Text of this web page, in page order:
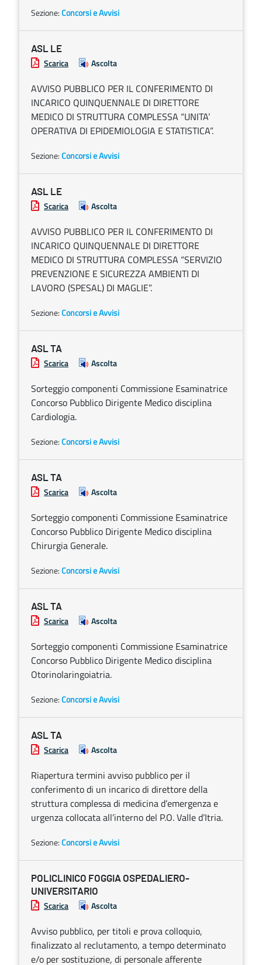
Sezione:Concorsi e Avvisi
ASL LE
Scarica Ascolta
AVVISO PUBBLICO PER IL CONFERIMENTO DI
INCARICO QUINQUENNALE DI DIRETTORE
MEDICO DI STRUTTURA COMPLESSA “UNITA’
OPERATIVA DI EPIDEMIOLOGIA E STATISTICA”.
Sezione:Concorsi e Avvisi
ASL LE
Scarica Ascolta
AVVISO PUBBLICO PER IL CONFERIMENTO DI
INCARICO QUINQUENNALE DI DIRETTORE
MEDICO DI STRUTTURA COMPLESSA “SERVIZIO
PREVENZIONE E SICUREZZA AMBIENTI DI
LAVORO (SPESAL) DI MAGLIE”.
Sezione:Concorsi e Avvisi
ASL TA
Scarica Ascolta
Sorteggio componenti Commissione Esaminatrice
Concorso Pubblico Dirigente Medico disciplina
Cardiologia.
Sezione:Concorsi e Avvisi
ASL TA
Scarica Ascolta
Sorteggio componenti Commissione Esaminatrice
Concorso Pubblico Dirigente Medico disciplina
Chirurgia Generale.
Sezione:Concorsi e Avvisi
ASL TA
Scarica Ascolta
Sorteggio componenti Commissione Esaminatrice
Concorso Pubblico Dirigente Medico disciplina
Otorinolaringoiatria.
Sezione:Concorsi e Avvisi
ASL TA
Scarica Ascolta
Riapertura termini avviso pubblico per il
conferimento di un incarico di direttore della
struttura complessa di medicina d’emergenza e
urgenza collocata all’interno del P.O. Valle d’Itria.
Sezione:Concorsi e Avvisi
POLICLINICO FOGGIA OSPEDALIERO-
UNIVERSITARIO
Scarica Ascolta
Avviso pubblico, per titoli e prova colloquio,
finalizzato al reclutamento, a tempo determinato
e/o per sostituzione, di personale afferente